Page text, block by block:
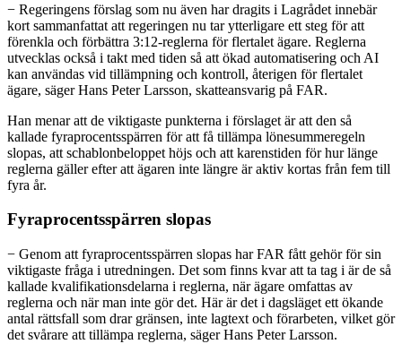
− Regeringens förslag som nu även har dragits i Lagrådet innebär
kort sammanfattat att regeringen nu tar ytterligare ett steg för att
förenkla och förbättra 3:12-reglerna för flertalet ägare. Reglerna
utvecklas också i takt med tiden så att ökad automatisering och AI
kan användas vid tillämpning och kontroll, återigen för flertalet
ägare, säger Hans Peter Larsson, skatteansvarig på FAR.
Han menar att de viktigaste punkterna i förslaget är att den så
kallade fyraprocentsspärren för att få tillämpa lönesummeregeln
slopas, att schablonbeloppet höjs och att karenstiden för hur länge
reglerna gäller efter att ägaren inte längre är aktiv kortas från fem till
fyra år.
Fyraprocentsspärren slopas
− Genom att fyraprocentsspärren slopas har FAR fått gehör för sin
viktigaste fråga i utredningen. Det som finns kvar att ta tag i är de så
kallade kvalifikationsdelarna i reglerna, när ägare omfattas av
reglerna och när man inte gör det. Här är det i dagsläget ett ökande
antal rättsfall som drar gränsen, inte lagtext och förarbeten, vilket gör
det svårare att tillämpa reglerna, säger Hans Peter Larsson.